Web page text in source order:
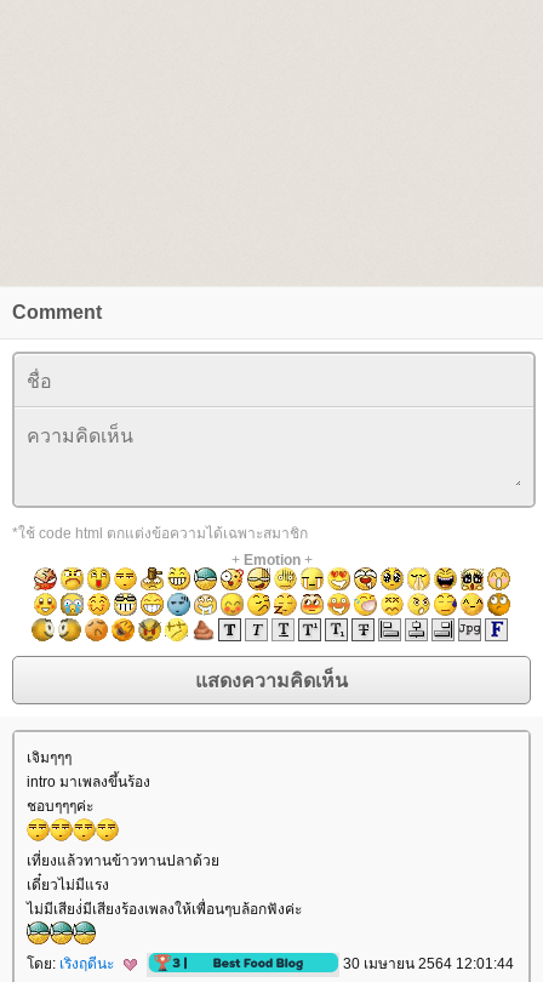
Comment
*ใช้ code html ตกแต่งข้อความได้เฉพาะสมาชิก
+ Emotion+
เจิมๆๆๆ
intro มาเพลงขึ้นร้อง
ชอบๆๆๆค่ะ
เที่ยงแล้วทานข้าวทานปลาด้ว
เดี๋ยวไม่มีแรง
ไม่มีเสียง่่มีเสียงร้องเพลงให้เพื่อนๆบล้อกฟังค่ะ
ดย: เริงฤดีนะ
30 เมษายน 2564 12:01:44